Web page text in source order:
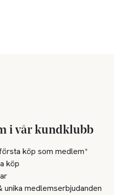
i vår kundklubb
köp som medlem*
köp
unika medlemserbjudanden